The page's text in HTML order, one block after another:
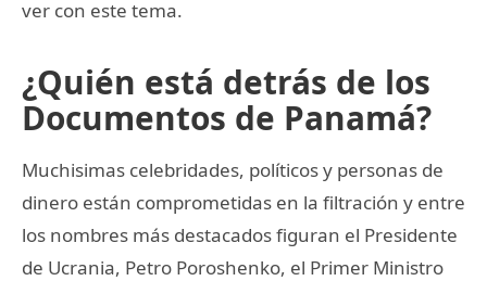
ver con este tema.
¿Quién está detrás de los
Documentos de Panamá?
Muchisimas celebridades, políticos y personas de
dinero están comprometidas en la filtración y entre
los nombres más destacados figuran el Presidente
de Ucrania, Petro Poroshenko, el Primer Ministro